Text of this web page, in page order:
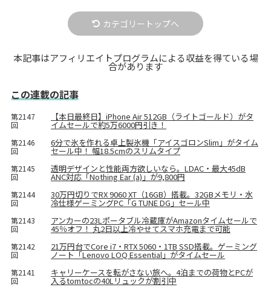
カテゴリートップへ
本記事はアフィリエイトプログラムによる収益を得ている場
合があります
この連載の記事
第2147
回
【本日最終日】iPhone Air 512GB（ライトゴールド）がタ
イムセールで約5万6000円引き！
第2146
回
6分で氷を作れる卓上製氷機「アイスゴロンSlim」がタイム
セール中！ 幅18.5cmのスリムタイプ
第2145
回
透明デザインと性能両方欲しいなら。LDAC・最大45dB
ANC対応「Nothing Ear (a)」が9,800円
第2144
回
30万円切りでRX 9060 XT（16GB）搭載。32GBメモリ・水
冷仕様ゲーミングPC「G TUNE DG」セール中
第2143
回
アンカーの23Lポータブル冷蔵庫がAmazonタイムセールで
45％オフ！ 丸2日以上冷やせてスマホ充電まで可能
第2142
回
21万円台でCore i7・RTX 5060・1TB SSD搭載。ゲーミング
ノート「Lenovo LOQ Essential」がタイムセール
第2141
回
キャリーケースを転がさない旅へ。4泊までの荷物とPCが
入るtomtocの40Lリュックが割引中